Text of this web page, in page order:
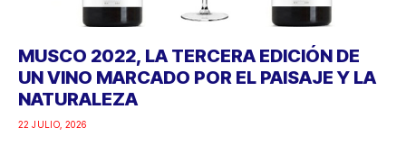
MUSCO 2022, LA TERCERA EDICIÓN DE
UN VINO MARCADO POR EL PAISAJE Y LA
NATURALEZA
22 JULIO, 2026